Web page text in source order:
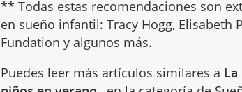
** Todas estas recomendaciones son
en sueño infantil: Tracy Hogg, Elisabeth
Fundation y algunos más.
Puedes leer más artículos similares a